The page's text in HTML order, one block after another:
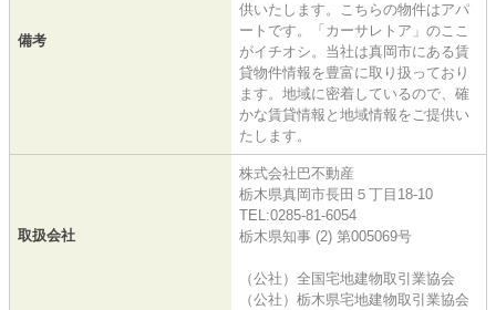
備考
供いたします。こちらの物件はアパ
ートです。「カーサレトア」のここ
がイチオシ。当社は真岡市にある賃
貸物件情報を豊富に取り扱っており
ます。地域に密着しているので、確
かな賃貸情報と地域情報をご提供い
たします。
取扱会社
株式会社巴不動産
栃木県真岡市長田５丁目18-10
TEL:0285-81-6054
栃木県知事 (2) 第005069号
（公社）全国宅地建物取引業協会
（公社）栃木県宅地建物取引業協会